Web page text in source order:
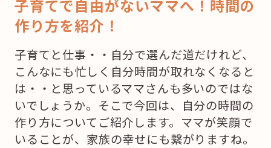
子育てで自由がないママへ！時間の
作り方を紹介！
子育てと仕事・・自分で選んだ道だけれど、
こんなにも忙しく自分時間が取れなくなると
は・・と思っているママさんも多いのではな
いでしょうか。そこで今回は、自分の時間の
作り方についてご紹介します。ママが笑顔で
いることが、家族の幸せにも繋がりますね。